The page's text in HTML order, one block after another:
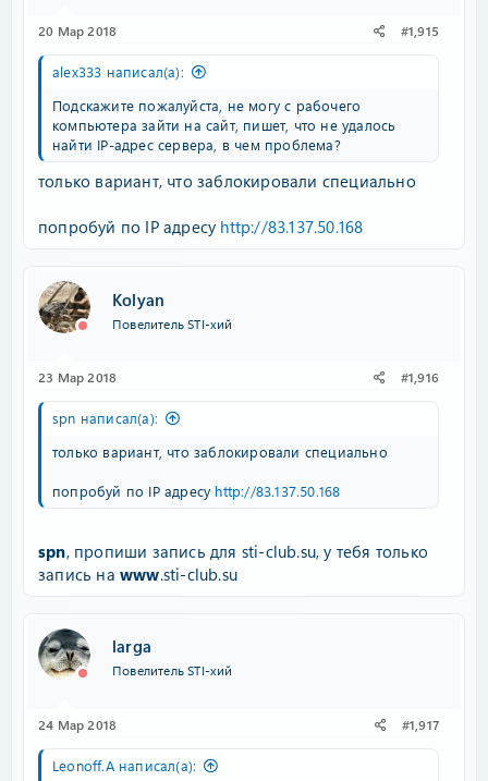
20 Мар 2018 #1,915
alex333 написал(а):
Подскажите пожалуйста, не могу с рабочего
компьютера зайти на сайт, пишет, что не удалось
найти IP-адрес сервера, в чем проблема?
только вариант, что заблокировали специально
попробуй по IP адресу http://83.137.50.168
Kolyan
Повелитель STI-хий
23 Мар 2018 #1,916
spn написал(а):
только вариант, что заблокировали специально
попробуй по IP адресу http://83.137.50.168
spn, пропиши запись для sti-club.su, у тебя только
запись на www.sti-club.su
larga
Повелитель STI-хий
24 Мар 2018 #1,917
Leonoff.A написал(а):